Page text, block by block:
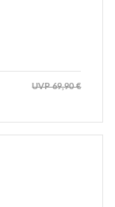
UVP 69,90 €